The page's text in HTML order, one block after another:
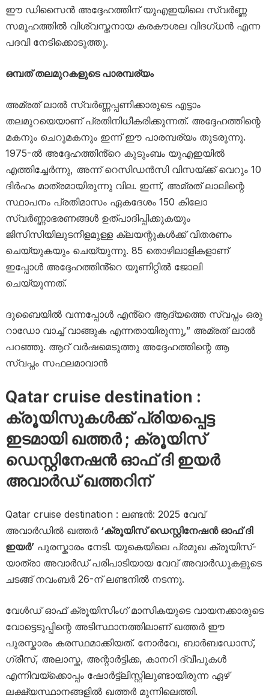
ഈ ഡിസൈൻ അദ്ദേഹത്തിന് യുഎഇയിലെ സ്വർണ്ണ
സമൂഹത്തിൽ വിശ്വസ്തനായ കരകൗശല വിദഗ്ധൻ എന്ന
പദവി നേടിക്കൊടുത്തു.
ഒമ്പത് തലമുറകളുടെ പാരമ്പര്യം
അമ്രത് ലാൽ സ്വർണ്ണപ്പണിക്കാരുടെ എട്ടാം
തലമുറയെയാണ് പ്രതിനിധീകരിക്കുന്നത്. അദ്ദേഹത്തിന്റെ
മകനും ചെറുമകനും ഇന്ന് ഈ പാരമ്പര്യം തുടരുന്നു.
1975-ൽ അദ്ദേഹത്തിൻ്റെ കുടുംബം യുഎഇയിൽ
എത്തിച്ചേർന്നു, അന്ന് റെസിഡൻസി വിസയ്ക്ക് വെറും 10
ദിർഹം മാത്രമായിരുന്നു വില. ഇന്ന്, അമ്രത് ലാലിന്റെ
സ്ഥാപനം പ്രതിമാസം ഏകദേശം 150 കിലോ
സ്വർണ്ണാഭരണങ്ങൾ ഉത്പാദിപ്പിക്കുകയും
ജിസിസിയിലുടനീളമുള്ള ക്ലയന്റുകൾക്ക് വിതരണം
ചെയ്യുകയും ചെയ്യുന്നു. 85 തൊഴിലാളികളാണ്
ഇപ്പോൾ അദ്ദേഹത്തിൻ്റെ യൂണിറ്റിൽ ജോലി
ചെയ്യുന്നത്.
ദുബൈയിൽ വന്നപ്പോൾ എൻ്റെ ആദ്യത്തെ സ്വപ്നം ഒരു
റാഡോ വാച്ച് വാങ്ങുക എന്നതായിരുന്നു,” അമ്രത് ലാൽ
പറഞ്ഞു. ആറ് വർഷമെടുത്തു അദ്ദേഹത്തിന്റെ ആ
സ്വപ്നം സഫലമാവാൻ
Qatar cruise destination :
ക്രൂയിസുകൾക്ക് പ്രിയപ്പെട്ട
ഇടമായി ഖത്തർ ; ക്രൂയിസ്
ഡെസ്റ്റിനേഷൻ ഓഫ് ദി ഇയർ
അവാർഡ് ഖത്തറിന്
Qatar cruise destination : ലണ്ടൻ: 2025 വേവ്
അവാർഡിൽ ഖത്തർ ‘ക്രൂയിസ് ഡെസ്റ്റിനേഷൻ ഓഫ് ദി
ഇയർ’പുരസ്കാരം നേടി. യുകെയിലെ പ്രമുഖ ക്രൂയിസ്-
യാത്രാ അവാർഡ് പരിപാടിയായ വേവ് അവാർഡുകളുടെ
ചടങ്ങ് നവംബർ 26-ന് ലണ്ടനിൽ നടന്നു.
വേൾഡ് ഓഫ് ക്രൂയിസിംഗ് മാസികയുടെ വായനക്കാരുടെ
വോട്ടെടുപ്പിന്റെ അടിസ്ഥാനത്തിലാണ് ഖത്തർ ഈ
പുരസ്കാരം കരസ്ഥമാക്കിയത്. നോർവേ, ബാർബഡോസ്,
ഗ്രീസ്, അലാസ്ക, അന്റാർട്ടിക്ക, കാനറി ദ്വീപുകൾ
എന്നിവയ്‌ക്കൊപ്പം ഷോർട്ട്‌ലിസ്റ്റിലുണ്ടായിരുന്ന ഏഴ്
ലക്ഷ്യസ്ഥാനങ്ങളിൽ ഖത്തർ മുന്നിലെത്തി.